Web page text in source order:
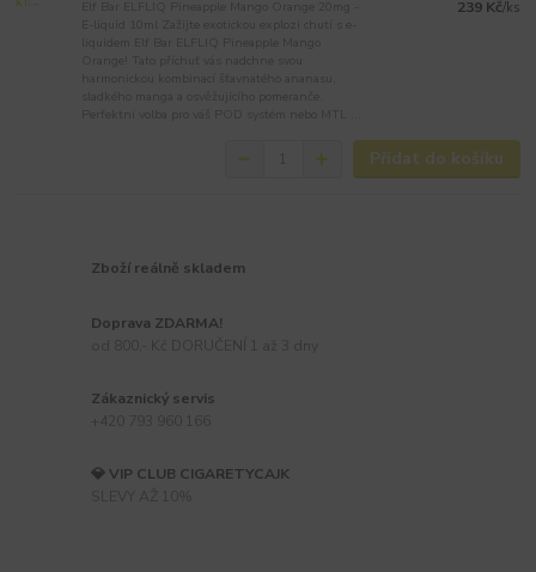
239 Kč/ks
Přidat do košíku
Zboží reálně skladem
Doprava ZDARMA!
Zákaznický servis
💎 VIP CLUB CIGARETYCAJK